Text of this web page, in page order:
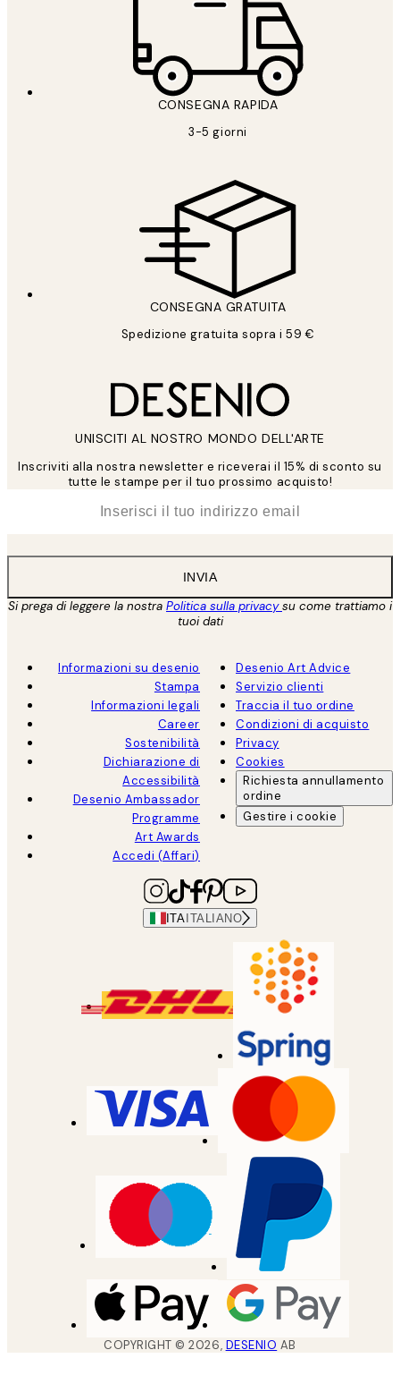
CONSEGNA RAPIDA
3-5 giorni
CONSEGNA GRATUITA
Spedizione gratuita sopra i 59 €
UNISCITI AL NOSTRO MONDO DELL'ARTE
Inscriviti alla nostra newsletter e riceverai il 15% di sconto su
tutte le stampe per il tuo prossimo acquisto!
INVIA
Si prega di leggere la nostra Politica sulla privacysu come trattiamo i
tuoi dati
Informazioni su desenio
Stampa
Informazioni legali
Career
Sostenibilità
Dichiarazione di
Accessibilità
Desenio Ambassador
Programme
Art Awards
Accedi (Affari)
Desenio Art Advice
Servizio clienti
Traccia il tuo ordine
Condizioni di acquisto
Privacy
Cookies
Richiesta annullamento
ordine
Gestire i cookie
ITA ITALIANO
COPYRIGHT ©2026, DESENIO AB